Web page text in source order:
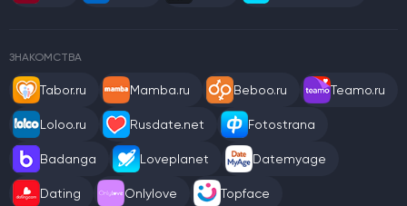
ЗНАКОМСТВА
Tabor.ru Mamba.ru Beboo.ru Teamo.ru
Loloo.ru Rusdate.net Fotostrana
Badanga Loveplanet Datemyage
Dating Onlylove Topface